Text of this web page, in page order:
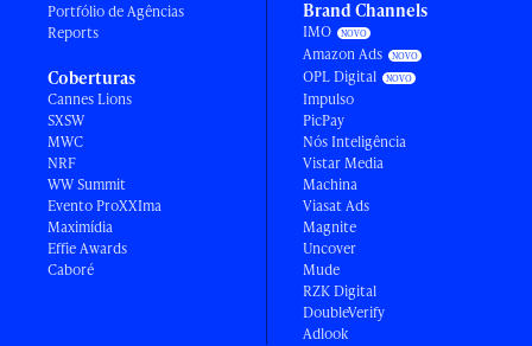
Portfólio de Agências
Reports
Coberturas
Cannes Lions
SXSW
MWC
NRF
WW Summit
Evento ProXXIma
Maximídia
Effie Awards
Caboré
Brand Channels
IMO
Amazon Ads
OPL Digital
Impulso
PicPay
Nós Inteligência
Vistar Media
Machina
Viasat Ads
Magnite
Uncover
Mude
RZK Digital
DoubleVerify
Adlook